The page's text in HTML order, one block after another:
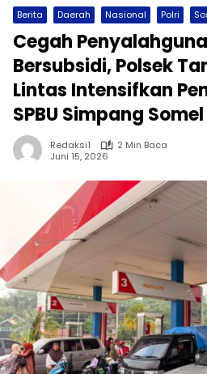
Berita Daerah Nasional Polri
Cegah
Bersubsidi, Polsek
Lintas Intensifkan
SPBU Simpang Somel
Redaksi1
2 Min Baca
Juni 15, 2026